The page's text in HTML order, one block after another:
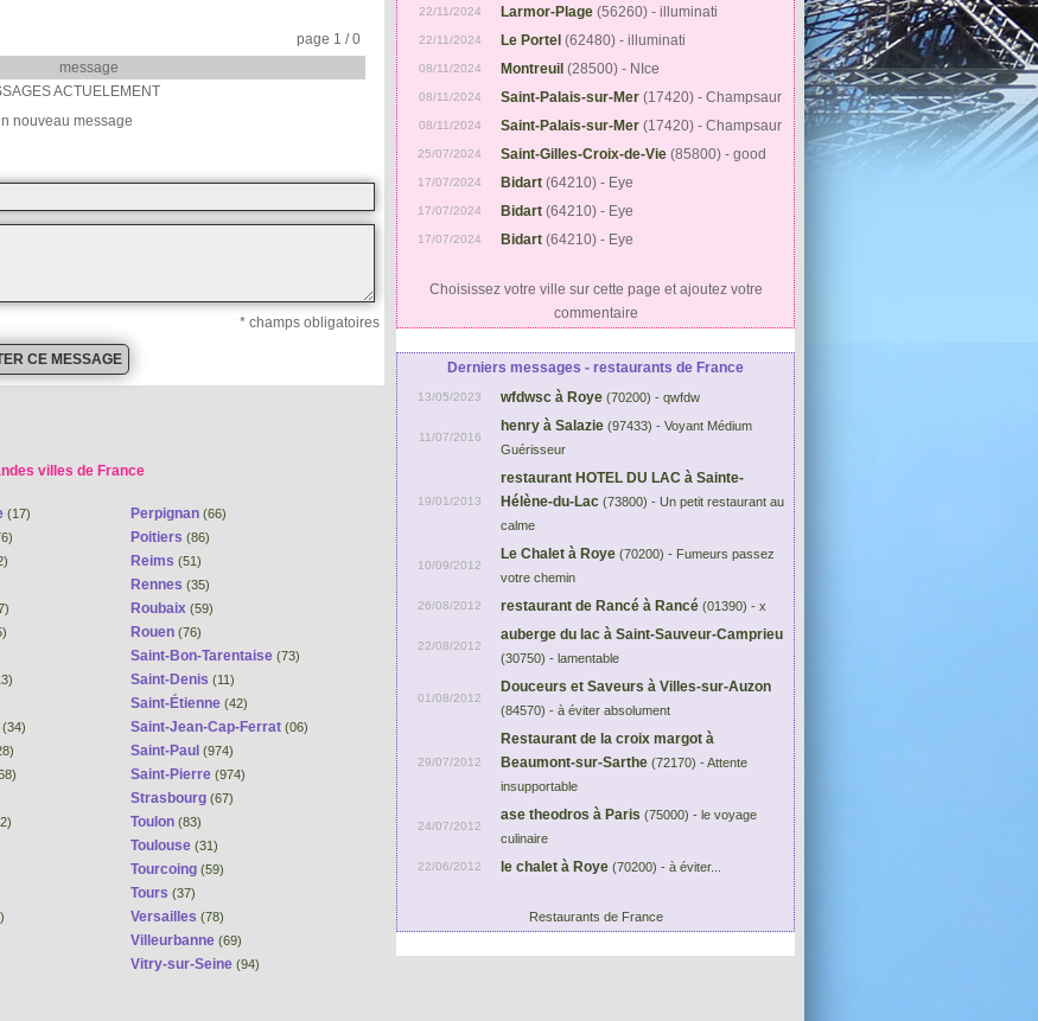
page 1 / 0
message
ACTUELEMENT
nouveau message
* champs obligatoires
villes de France
(17)
(34)
Perpignan (66)
Poitiers (86)
Reims (51)
Rennes (35)
Roubaix (59)
Rouen (76)
Saint-Bon-Tarentaise (73)
Saint-Denis (11)
Saint-Étienne (42)
Saint-Jean-Cap-Ferrat (06)
Saint-Paul (974)
Saint-Pierre (974)
Strasbourg (67)
Toulon (83)
Toulouse (31)
Tourcoing (59)
Tours (37)
Versailles (78)
Villeurbanne (69)
Vitry-sur-Seine (94)
22/11/2024 Larmor-Plage (56260) - illuminati
22/11/2024 Le Portel (62480) - illuminati
08/11/2024 Montreuil (28500) - NIce
08/11/2024 Saint-Palais-sur-Mer (17420) - Champsaur
08/11/2024 Saint-Palais-sur-Mer (17420) - Champsaur
25/07/2024 Saint-Gilles-Croix-de-Vie (85800) - good
17/07/2024 Bidart (64210) - Eye
17/07/2024 Bidart (64210) - Eye
17/07/2024 Bidart (64210) - Eye
Choisissez votre ville sur cette page et ajoutez votre
commentaire
Derniers messages - restaurants de France
13/05/2023 wfdwsc à Roye (70200) - qwfdw
11/07/2016
henry à Salazie (97433) - Voyant Médium
Guérisseur
19/01/2013
restaurant HOTEL DU LAC à Sainte-
Hélène-du-Lac (73800) - Un petit restaurant au
calme
10/09/2012
Le Chalet à Roye (70200) - Fumeurs passez
votre chemin
26/08/2012 restaurant de Rancé à Rancé (01390) - x
22/08/2012
auberge du lac à Saint-Sauveur-Camprieu
(30750) - lamentable
01/08/2012
Douceurs et Saveurs à Villes-sur-Auzon
(84570) - à éviter absolument
29/07/2012
Restaurant de la croix margot à
Beaumont-sur-Sarthe (72170) - Attente
insupportable
24/07/2012
ase theodros à Paris (75000) - le voyage
culinaire
22/06/2012 le chalet à Roye (70200) - à éviter...
Restaurants de France